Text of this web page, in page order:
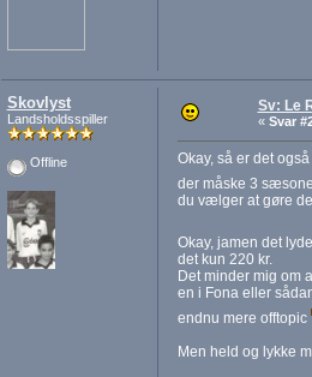
Skovlyst
Landsholdsspiller
Offline
Sv: Le
« Svar
Okay, så er det
der måske 3
du vælger at gøre
Okay, jamen det
det kun 220 kr.
Det minder mig om
en i Fona eller
endnu mere offtopic
Men held og lykke